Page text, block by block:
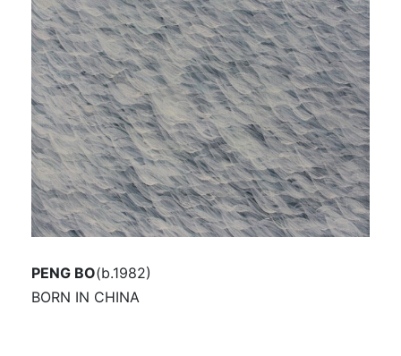
PENG BO(b.1982)
BORN IN CHINA